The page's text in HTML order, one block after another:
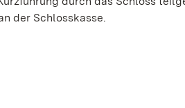
der Schlosskasse.